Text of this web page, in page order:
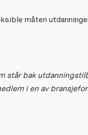
måten
bak
i en av